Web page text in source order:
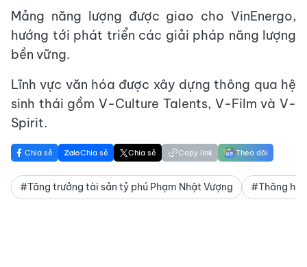
Mảng năng lượng được giao cho VinEnergo,
hướng tới phát triển các giải pháp năng lượng
bền vững.
Lĩnh vực văn hóa được xây dựng thông qua hệ
sinh thái gồm V-Culture Talents, V-Film và V-
Spirit.
Chia sẻ Chia sẻ Chia sẻ Copy link Theo dõi
#Tăng trưởng tài sản tỷ phú Phạm Nhật Vượng #Thăng